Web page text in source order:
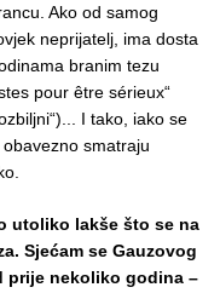
Ako od samog
neprijatelj, ima dosta
branim tezu
pour être sérieux“
I tako, iako se
smatraju
utoliko lakše što se na
Sjećam se Gauzovog
prije nekoliko godina –